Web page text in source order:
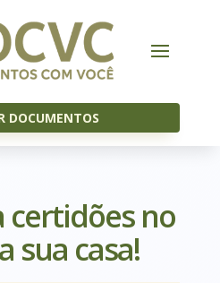
DOCUMENTOS
certidões no
sua casa!